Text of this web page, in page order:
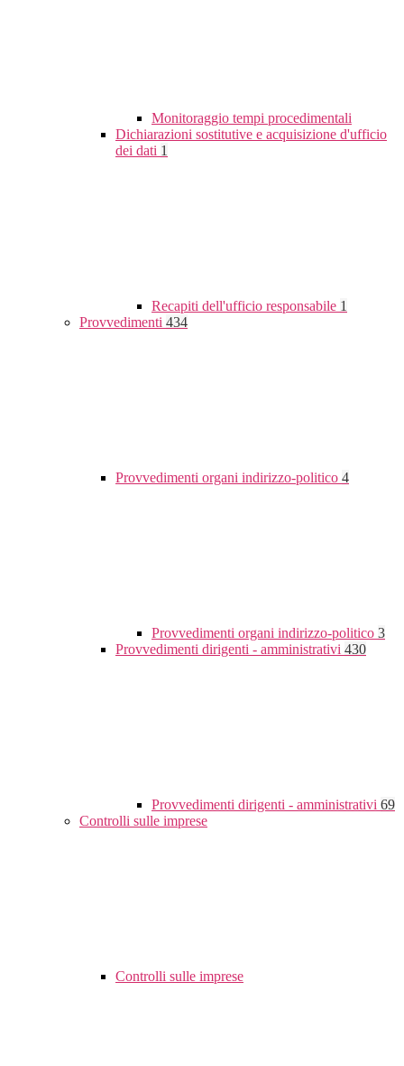
Monitoraggio tempi procedimentali
Dichiarazioni sostitutive e acquisizione d'ufficio
dei dati 1
Recapiti dell'ufficio responsabile 1
Provvedimenti 434
Provvedimenti organi indirizzo-politico 4
Provvedimenti organi indirizzo-politico 3
Provvedimenti dirigenti - amministrativi 430
Provvedimenti dirigenti - amministrativi 69
Controlli sulle imprese
Controlli sulle imprese